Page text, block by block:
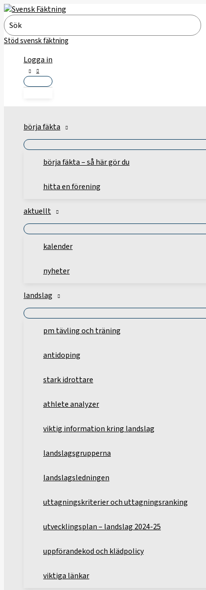
Hoppa
till
innehåll
Search
for:
Stöd svensk fäktning
Logga in
börja fäkta
börja fäkta – så här gör du
hitta en förening
aktuellt
kalender
nyheter
landslag
pm tävling och träning
antidoping
stark idrottare
athlete analyzer
viktig information kring landslag
landslagsgrupperna
landslagsledningen
uttagningskriterier och uttagningsranking
utvecklingsplan – landslag 2024-25
uppförandekod och klädpolicy
viktiga länkar